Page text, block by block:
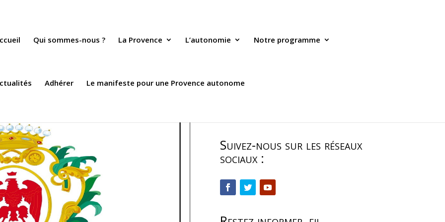
Qui sommes-nous ? La Provence L’autonomie Notre programme
Adhérer Le manifeste pour une Provence autonome
Suivez-nous sur les réseaux
sociaux :